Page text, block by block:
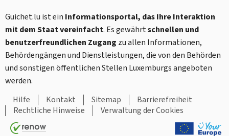
Guichet.lu ist ein Informationsportal, das Ihre Interaktion
mit dem Staat vereinfacht. Es gewährtschnellen und
benutzerfreundlichen Zugang zu allen Informationen,
Behördengängen und Dienstleistungen, die von den Behörden
und sonstigen öffentlichen Stellen Luxemburgs angeboten
werden.
Hilfe
Kontakt Sitemap
Barrierefreiheit
Rechtliche Hinweise
Verwaltung der Cookies